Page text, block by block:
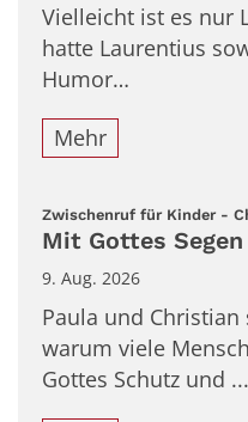
Vielleicht ist es nur
hatte Laurentius
Humor…
Mehr
Zwischenruf für Kinder -
Mit Gottes
9. Aug. 2026
Paula und
warum viele
Gottes Schutz und ...